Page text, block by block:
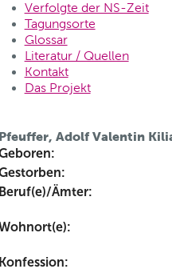
Verfolgte der NS-Zeit
Tagungsorte
Glossar
Literatur / Quellen
Kontakt
Das Projekt
Adolf Valentin
Ämter: